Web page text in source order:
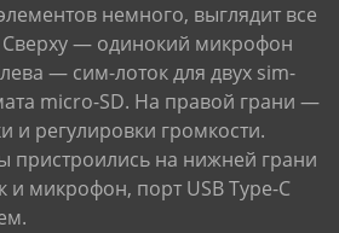
немного, выглядит все
— одинокий микрофон
— сим-лоток для двух sim-
micro-SD. На правой грани —
и регулировки громкости.
пристроились на нижней грани
микрофон, порт USB Type-C